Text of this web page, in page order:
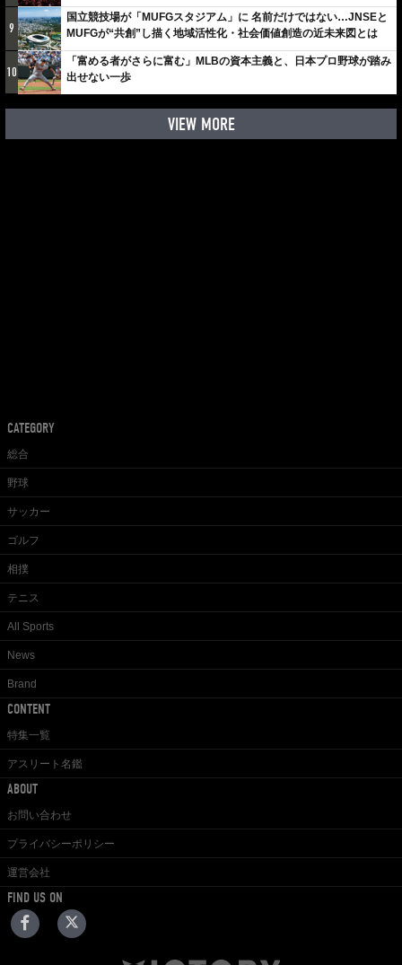
9
国立競技場が「MUFGスタジアム」に 名前だけではない…JNSEと
MUFGが“共創”し描く地域活性化・社会価値創造の近未来図とは
10
「富める者がさらに富む」MLBの資本主義と、日本プロ野球が踏み
出せない一歩
VIEW MORE
CATEGORY
総合
野球
サッカー
ゴルフ
相撲
テニス
All Sports
News
Brand
CONTENT
特集一覧
アスリート名鑑
ABOUT
お問い合わせ
プライバシーポリシー
運営会社
FIND US ON